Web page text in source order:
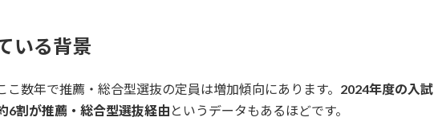
いる背景
数年で推薦・総合型選抜の定員は増加傾向にあります。 2024年度の入試
6割が推薦・総合型選抜経由 というデータもあるほどです。